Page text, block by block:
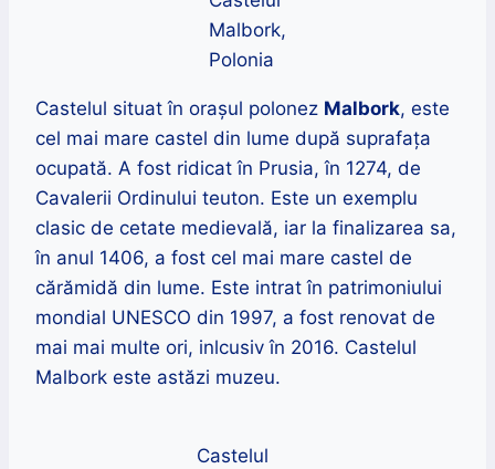
Malbork,
Polonia
Castelul situat în orașul polonez Malbork, este
cel mai mare castel din lume după suprafața
ocupată. A fost ridicat în Prusia, în 1274, de
Cavalerii Ordinului teuton. Este un exemplu
clasic de cetate medievală, iar la finalizarea sa,
în anul 1406, a fost cel mai mare castel de
cărămidă din lume. Este intrat în patrimoniului
mondial UNESCO din 1997, a fost renovat de
mai mai multe ori, inlcusiv în 2016. Castelul
Malbork este astăzi muzeu.
Castelul